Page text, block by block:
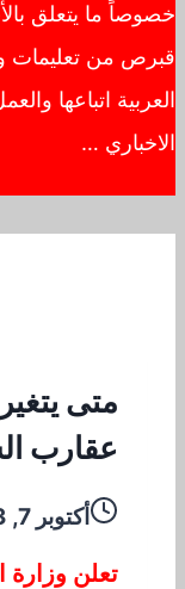
خصوصاً ما يتعلق
قبرص من تعليمات
العربية اتباعها
الاخباري …
متى
عقارب
أكتوبر 7, 2023 10:12 ص
تعلن وزارة